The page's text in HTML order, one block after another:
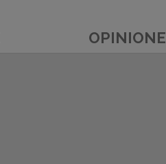
OPINIONE